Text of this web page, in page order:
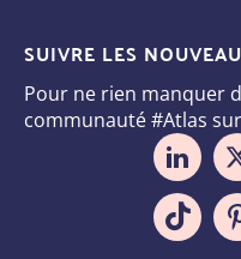
SUIVRE LES
Pour ne rien manquer
communauté #Atlas